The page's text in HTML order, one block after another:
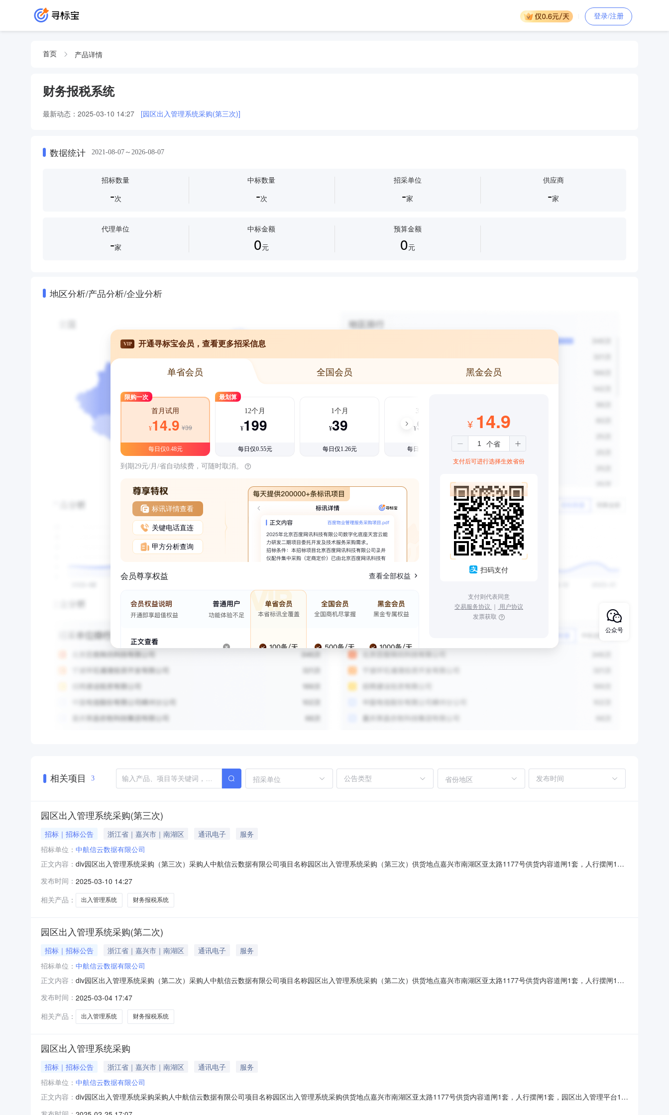
登录/注册
首页 产品详情
财务报税系统
最新动态： 2025-03-10 14:27 [园区出入管理系统采购(第三次)]
数据统计 2021-08-07～2026-08-07
招标数量
-次
中标数量
-次
招采单位
-家
供应商
-家
代理单位
-家
中标金额
0元
预算金额
0元
地区分析/产品分析/企业分析
VIP 开通寻标宝会员，查看更多招采信息
单省会员 全国会员 黑金会员
限购一次
首月试用
¥14.9 ¥39
每日仅0.48元
最划算
12个月
¥199
每日仅0.55元
1个月
¥39
每日仅1.26元
3个月
¥99
每日仅1.08元
到期29元/月/省自动续费，可随时取消。
标讯详情查看
关键电话直连
甲方分析查询
会员尊享权益 查看全部权益
¥ 14.9
支付后可进行选择生效省份
扫码支付
支付则代表同意
交易服务协议 ｜ 用户协议
发票获取
相关项目 3 招采单位 省份地区
园区出入管理系统采购(第三次)
招标｜招标公告 浙江省｜嘉兴市｜南湖区 通讯电子
服务
招标单位： 中航信云数据有限公司
正文内容： div园区出入管理系统采购（第三次）采购人中航信云数据有限公司项目名称园区出入管理系统采购（第三次）供货地点嘉兴市南湖区亚太路1177号供货内容道闸1套，人行摆闸1
得企业营业执照且营业执照在有效期内（需提供复印件并加盖公章）。2.供应商拥有良好商业信誉，近3年内无监管机构处罚或者通告记录（须提供“信用中国”或各级信用信息共享平
台的查询结果截图并加盖公章）。
发布时间： 2025-03-10 14:27
相关产品：
出入管理系统 财务报税系统
园区出入管理系统采购(第二次)
招标｜招标公告 浙江省｜嘉兴市｜南湖区 通讯电子
服务
招标单位： 中航信云数据有限公司
正文内容： div园区出入管理系统采购（第二次）采购人中航信云数据有限公司项目名称园区出入管理系统采购（第二次）供货地点嘉兴市南湖区亚太路1177号供货内容道闸1套，人行摆闸1
得企业营业执照且营业执照在有效期内（需提供复印件并加盖公章）。2.供应商拥有良好商业信誉，近3年内无监管机构处罚或者通告记录（须提供“信用中国”或各级信用信息共享平
台的查询结果截图并加盖公章）。
发布时间： 2025-03-04 17:47
相关产品：
出入管理系统 财务报税系统
园区出入管理系统采购
招标｜招标公告 浙江省｜嘉兴市｜南湖区 通讯电子
服务
招标单位： 中航信云数据有限公司
正文内容： div园区出入管理系统采购采购人中航信云数据有限公司项目名称园区出入管理系统采购供货地点嘉兴市南湖区亚太路1177号供货内容道闸1套，人行摆闸1套，园区出入管理平台1
公众号